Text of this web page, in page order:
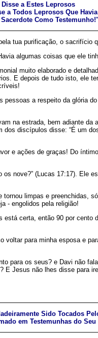
a Estes Leprosos
a Todos Leprosos Que
Como
tua purificação, o sacrifício
algumas coisas que ele
muito elaborado e
E depois de tudo isto, ele
a respeito da glória
na estrada, bem adiante
discípulos disse: “É um
e ações de graças! Do
nove?” (Lucas 17:17). Ele
limpas e preenchidas,
- engolidos pela religião!
certa, então 90 por cento
para minha esposa e
para os seus? e Davi não
Jesus não lhes disse para
Sido Tocados
em Testemunhas do Seu